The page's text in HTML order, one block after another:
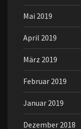
Mai 2019
April 2019
März 2019
Februar 2019
Januar 2019
Dezember 2018